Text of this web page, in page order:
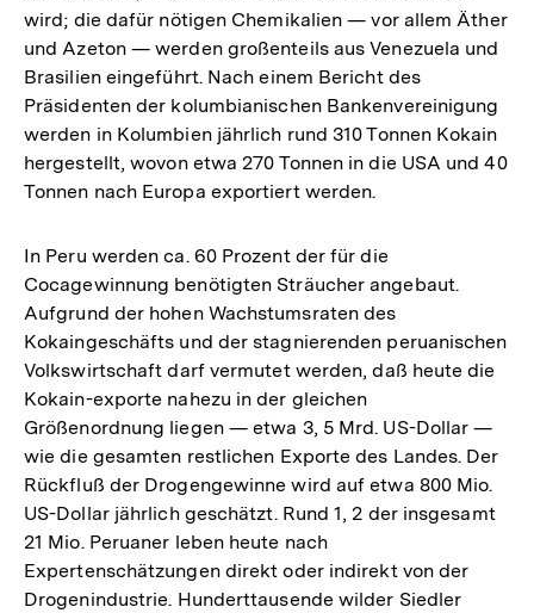
wird; die dafür nötigen Chemikalien — vor allem Äther
und Azeton — werden großenteils aus Venezuela und
Brasilien eingeführt. Nach einem Bericht des
Präsidenten der kolumbianischen Bankenvereinigung
werden in Kolumbien jährlich rund 310 Tonnen Kokain
hergestellt, wovon etwa 270 Tonnen in die USA und 40
Tonnen nach Europa exportiert werden.
In Peru werden ca. 60 Prozent der für die
Cocagewinnung benötigten Sträucher angebaut.
Aufgrund der hohen Wachstumsraten des
Kokaingeschäfts und der stagnierenden peruanischen
Volkswirtschaft darf vermutet werden, daß heute die
Kokain-exporte nahezu in der gleichen
Größenordnung liegen — etwa 3, 5 Mrd. US-Dollar —
wie die gesamten restlichen Exporte des Landes. Der
Rückfluß der Drogengewinne wird auf etwa 800 Mio.
US-Dollar jährlich geschätzt. Rund 1, 2 der insgesamt
21 Mio. Peruaner leben heute nach
Expertenschätzungen direkt oder indirekt von der
Drogenindustrie. Hunderttausende wilder Siedler